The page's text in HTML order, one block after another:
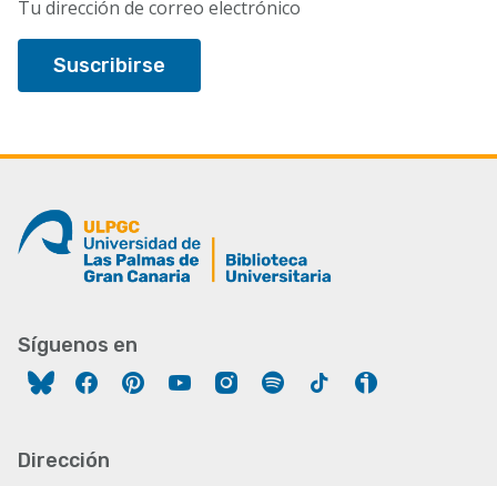
Tu dirección de correo electrónico
Síguenos en
FacebookPinterestYouTubeInstagram
Spotify Tiktok
Dirección